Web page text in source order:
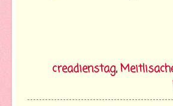
creadienstag,